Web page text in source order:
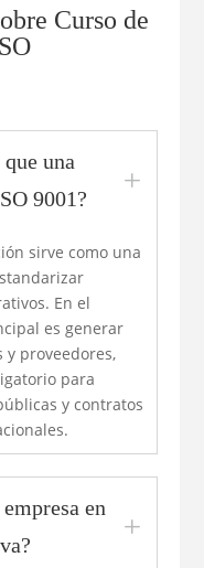
Curso de
una
9001?
L
sirve como una
En el
es generar
proveedores,
para
y contratos
en
L